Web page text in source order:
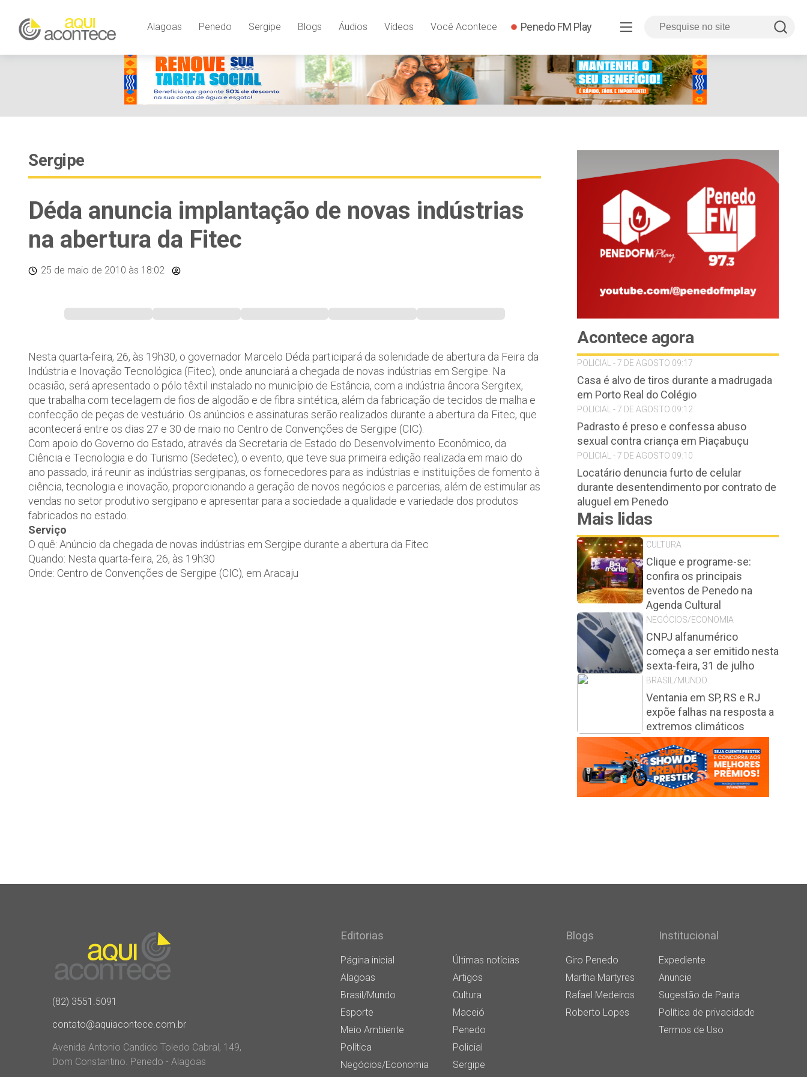
Alagoas Penedo Sergipe Blogs Áudios Vídeos Você Acontece Penedo FM Play
Sergipe
Déda anuncia implantação de novas indústrias
na abertura da Fitec
25 de maio de 2010 às 18:02
Nesta quarta-feira, 26, às 19h30, o governador Marcelo Déda participará da solenidade de abertura da Feira da
Indústria e Inovação Tecnológica (Fitec), onde anunciará a chegada de novas indústrias em Sergipe. Na
ocasião, será apresentado o pólo têxtil instalado no município de Estância, com a indústria âncora Sergitex,
que trabalha com tecelagem de fios de algodão e de fibra sintética, além da fabricação de tecidos de malha e
confecção de peças de vestuário. Os anúncios e assinaturas serão realizados durante a abertura da Fitec, que
acontecerá entre os dias 27 e 30 de maio no Centro de Convenções de Sergipe (CIC).
Com apoio do Governo do Estado, através da Secretaria de Estado do Desenvolvimento Econômico, da
Ciência e Tecnologia e do Turismo (Sedetec), o evento, que teve sua primeira edição realizada em maio do
ano passado, irá reunir as indústrias sergipanas, os fornecedores para as indústrias e instituições de fomento à
ciência, tecnologia e inovação, proporcionando a geração de novos negócios e parcerias, além de estimular as
vendas no setor produtivo sergipano e apresentar para a sociedade a qualidade e variedade dos produtos
fabricados no estado.
Serviço
O quê: Anúncio da chegada de novas indústrias em Sergipe durante a abertura da Fitec
Quando: Nesta quarta-feira, 26, às 19h30
Onde: Centro de Convenções de Sergipe (CIC), em Aracaju
Acontece agora
POLICIAL - 7 DE AGOSTO 09:17
Casa é alvo de tiros durante a madrugada
em Porto Real do Colégio
POLICIAL - 7 DE AGOSTO 09:12
Padrasto é preso e confessa abuso
sexual contra criança em Piaçabuçu
POLICIAL - 7 DE AGOSTO 09:10
Locatário denuncia furto de celular
durante desentendimento por contrato de
aluguel em Penedo
Mais lidas
CULTURA
Clique e programe-se:
confira os principais
eventos de Penedo na
Agenda Cultural
NEGÓCIOS/ECONOMIA
CNPJ alfanumérico
começa a ser emitido nesta
sexta-feira, 31 de julho
BRASIL/MUNDO
Ventania em SP, RS e RJ
expõe falhas na resposta a
extremos climáticos
(82) 3551.5091
contato@aquiacontece.com.br
Avenida Antonio Candido Toledo Cabral, 149,
Dom Constantino. Penedo - Alagoas
Editorias
Página inicial
Últimas notícias
Alagoas
Artigos
Brasil/Mundo
Cultura
Esporte
Maceió
Meio Ambiente
Penedo
Política
Policial
Negócios/Economia
Sergipe
Blogs
Giro Penedo
Martha Martyres
Rafael Medeiros
Roberto Lopes
Institucional
Expediente
Anuncie
Sugestão de Pauta
Política de privacidade
Termos de Uso